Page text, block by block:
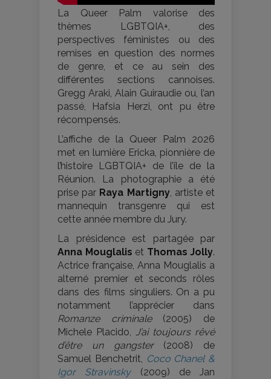
La Queer Palm valorise des
thèmes LGBTQIA+, des
perspectives féministes ou des
remises en question des normes
de genre, et ce au sein des
différentes sections cannoises.
Gregg Araki, Alain Guiraudie ou, l’an
passé, Hafsia Herzi, ont pu être
récompensés.
L’affiche de la Queer Palm 2026
met en lumière Ericka, pionnière de
l’histoire LGBTQIA+ de l’île de la
Réunion. La photographie a été
prise par Raya Martigny, artiste et
mannequin transgenre qui est
cette année membre du Jury.
La présidence est partagée par
Anna Mouglalis et Thomas Jolly.
Actrice française, Anna Mouglalis a
alterné premier et seconds rôles
dans des films singuliers. On a pu
notamment l’apprécier dans
Romanze criminale(2005) de
Michele Placido, J’ai toujours rêvé
d’être un gangster(2008) de
Samuel Benchetrit, Coco Chanel &
Igor Stravinsky(2009) de Jan